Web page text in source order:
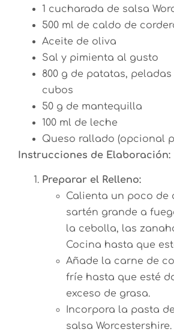
1 cucharada de salsa
500 ml de caldo de
Aceite de oliva
Sal y pimienta al gusto
800 g de patatas,
cubos
50 g de mantequilla
100 ml de leche
Queso rallado (opcional
Instrucciones de Elaboración:
Preparar el Relleno:
Calienta un poco de
sartén grande a
la cebolla, las
Cocina hasta que
Añade la carne de
fríe hasta que esté
exceso de grasa.
Incorpora la pasta
salsa